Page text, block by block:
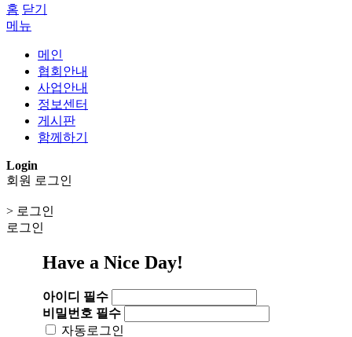
홈 닫기
메뉴
메인
협회안내
사업안내
정보센터
게시판
함께하기
Login
회원 로그인
> 로그인
로그인
Have a Nice Day!
아이디 필수
비밀번호 필수
자동로그인